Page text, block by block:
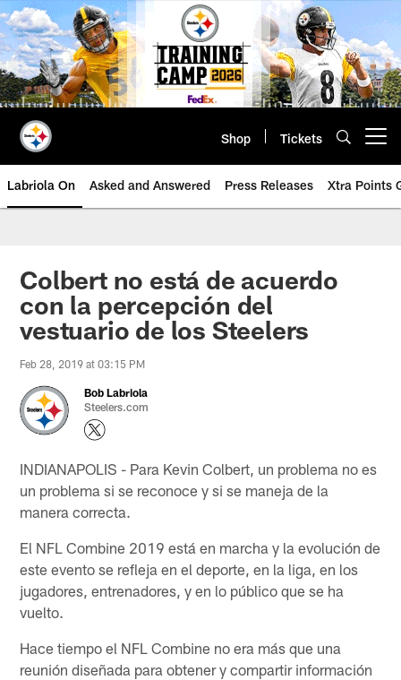
Skip
to
main
content
Shop Tickets
Labriola On Asked and Answered Press Releases Xtra Points
Colbert no está de acuerdo
con la percepción del
vestuario de los Steelers
Feb 28, 2019 at 03:15 PM
Bob Labriola
Steelers.com
INDIANAPOLIS - Para Kevin Colbert, un problema no es
un problema si se reconoce y si se maneja de la
manera correcta.
El NFL Combine 2019 está en marcha y la evolución de
este evento se refleja en el deporte, en la liga, en los
jugadores, entrenadores, y en lo público que se ha
vuelto.
Hace tiempo el NFL Combine no era más que una
reunión diseñada para obtener y compartir información